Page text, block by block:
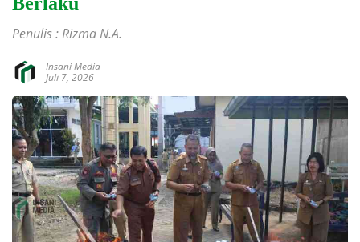
Penulis : Rizma N.A.
Insani Media
Juli 7, 2026